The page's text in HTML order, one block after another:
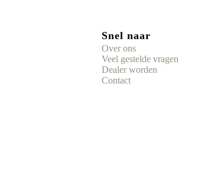
Snel naar
Over ons
Veel gestelde vragen
Dealer worden
Contact